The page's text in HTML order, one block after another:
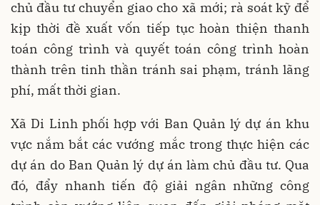
chủ đầu tư chuyển giao cho xã mới; rà soát kỹ để
kịp thời đề xuất vốn tiếp tục hoàn thiện thanh
toán công trình và quyết toán công trình hoàn
thành trên tinh thần tránh sai phạm, tránh lãng
phí, mất thời gian.
Xã Di Linh phối hợp với Ban Quản lý dự án khu
vực nắm bắt các vướng mắc trong thực hiện các
dự án do Ban Quản lý dự án làm chủ đầu tư. Qua
đó, đẩy nhanh tiến độ giải ngân những công